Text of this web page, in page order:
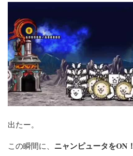
出たー。
この瞬間に、 ニャンピュータをON！